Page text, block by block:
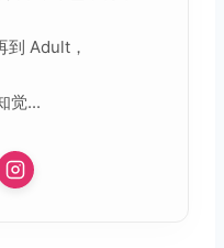
Adult，
觉...